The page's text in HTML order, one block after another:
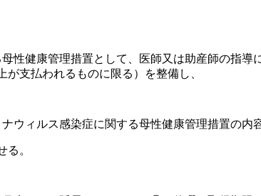
健康管理措置として、医師又は助産師の指導
支払われるものに限る）を整備し、
ィルス感染症に関する母性健康管理措置の内
。